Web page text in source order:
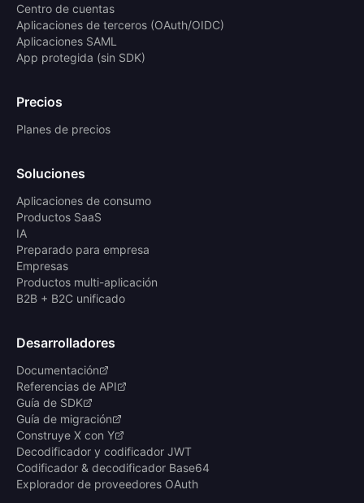
Centro de cuentas
Aplicaciones de terceros (OAuth/OIDC)
Aplicaciones SAML
App protegida (sin SDK)
Precios
Planes de precios
Soluciones
Aplicaciones de consumo
Productos SaaS
IA
Preparado para empresa
Empresas
Productos multi-aplicación
B2B + B2C unificado
Desarrolladores
Documentación
Referencias de API
Guía de SDK
Guía de migración
Construye X con Y
Decodificador y codificador JWT
Codificador & decodificador Base64
Explorador de proveedores OAuth